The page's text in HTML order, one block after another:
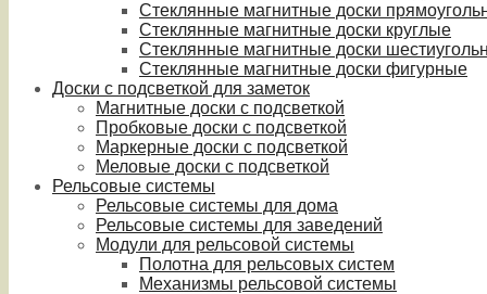
Стеклянные магнитные доски
Стеклянные магнитные доски круглые
Стеклянные магнитные доски
Стеклянные магнитные доски фигурные
Доски с подсветкой для заметок
Магнитные доски с подсветкой
Пробковые доски с подсветкой
Маркерные доски с подсветкой
Меловые доски с подсветкой
Рельсовые системы
Рельсовые системы для дома
Рельсовые системы для заведений
Модули для рельсовой системы
Полотна для рельсовых систем
Механизмы рельсовой системы